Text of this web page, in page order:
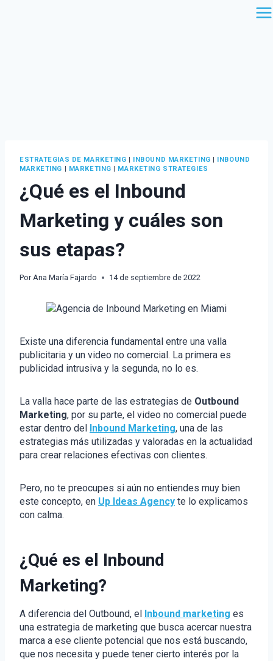
ESTRATEGIAS DE MARKETING | INBOUND MARKETING | INBOUND
MARKETING | MARKETING | MARKETING STRATEGIES
¿Qué es el Inbound
Marketing y cuáles son
sus etapas?
Por Ana María Fajardo 14 de septiembre de 2022
Existe una diferencia fundamental entre una valla
publicitaria y un video no comercial. La primera es
publicidad intrusiva y la segunda, no lo es.
La valla hace parte de las estrategias de Outbound
Marketing, por su parte, el video no comercial puede
estar dentro del
Inbound Marketing, una de las
estrategias más utilizadas y valoradas en la actualidad
para crear relaciones efectivas con clientes.
Pero, no te preocupes si aún no entiendes muy bien
este concepto, en Up Ideas Agency te lo explicamos
con calma.
¿Qué es el Inbound
Marketing?
A diferencia del Outbound, el Inbound marketing es
una estrategia de marketing que busca acercar nuestra
marca a ese cliente potencial que nos está buscando,
que nos necesita y puede tener cierto interés por la